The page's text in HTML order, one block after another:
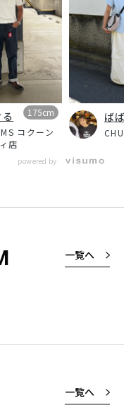
コクーン
店
175cm
ば
powered by
一覧へ
一覧へ